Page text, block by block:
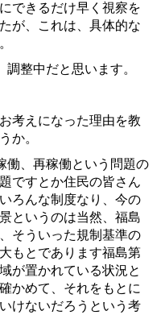
できるだけ早く視察を
が、これは、具体的な
整中だと思います。
考えになった理由を教
か。
働、再稼働という問題の
ですとか住民の皆さん
ろんな制度なり、今の
というのは当然、福島
そういった規制基準の
もとであります福島第
が置かれている状況と
かめて、それをもとに
けないだろうという考